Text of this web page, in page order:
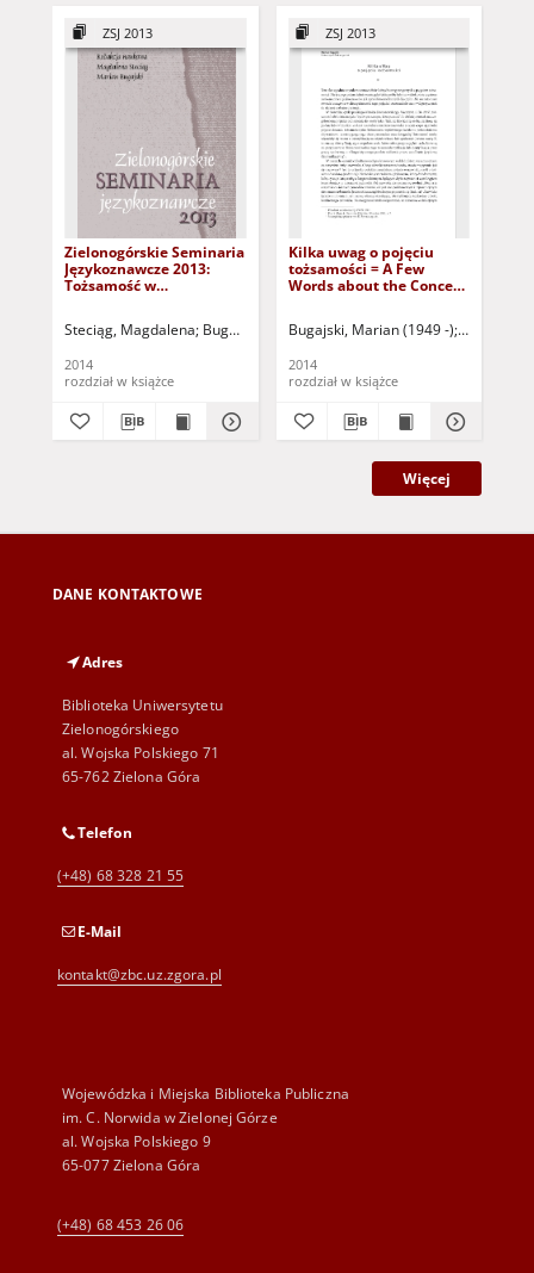
ZSJ 2013
Zielonogórskie Seminaria
Językoznawcze 2013:
Tożsamość w
Steciąg, Magdalena Bugajski, Marian (1949 -) Steciąg, Magdalena -
2014
rozdział w książce
ZSJ 2013
Kilka uwag o pojęciu
tożsamości = A Few
Words about the Concept
Bugajski, Marian (1949 -) Steciąg,
2014
rozdział w książce
Więcej
DANE KONTAKTOWE
Adres
Biblioteka Uniwersytetu
Zielonogórskiego
al. Wojska Polskiego 71
65-762 Zielona Góra
Telefon
(+48) 68 328 21 55
E-Mail
kontakt@zbc.uz.zgora.pl
Wojewódzka i Miejska Biblioteka Publiczna
im. C. Norwida w Zielonej Górze
al. Wojska Polskiego 9
65-077 Zielona Góra
(+48) 68 453 26 06